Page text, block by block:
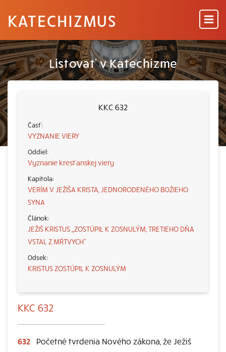
KATECHIZMUS
Listovať v Katechizme
KKC 632
VYZNANIE VIERY
Vyznanie kresťanskej viery
VERÍM V JEŽIŠA KRISTA, JEDNORODENÉHO BOŽIEHO
SYNA
JEŽIŠ KRISTUS „ZOSTÚPIL K ZOSNULÝM, TRETIEHO DŇA
VSTAL Z MŔTVYCH“
KRISTUS ZOSTÚPIL K ZOSNULÝM
KKC 632
632
Početné tvrdenia Nového zákona, že Ježiš